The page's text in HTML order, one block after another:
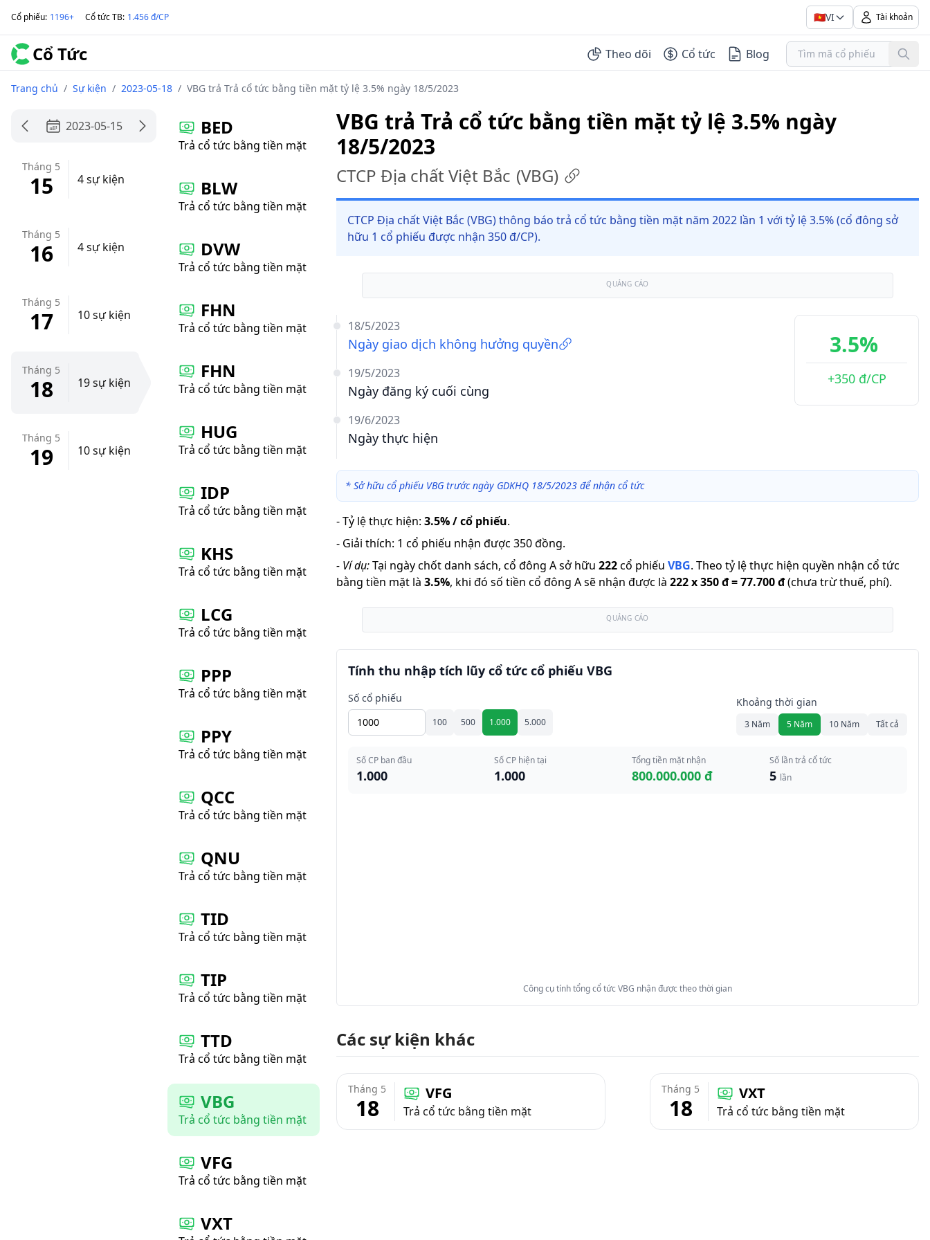
Cổ phiếu: 1196+ Cổ tức TB: 1.456 đ/CP 🇻🇳VI Tài khoản
Cổ Tức Theo dõi Cổ tức Blog
Trang chủ / Sự kiện / 2023-05-18 / VBG trả Trả cổ tức bằng tiền mặt tỷ lệ 3.5% ngày 18/5/2023
2023-05-15
Tháng 5
15 4 sự kiện
Tháng 5
16 4 sự kiện
Tháng 5
17 10 sự kiện
Tháng 5
18 19 sự kiện
Tháng 5
19 10 sự kiện
BED
Trả cổ tức bằng tiền mặt
BLW
Trả cổ tức bằng tiền mặt
DVW
Trả cổ tức bằng tiền mặt
FHN
Trả cổ tức bằng tiền mặt
FHN
Trả cổ tức bằng tiền mặt
HUG
Trả cổ tức bằng tiền mặt
IDP
Trả cổ tức bằng tiền mặt
KHS
Trả cổ tức bằng tiền mặt
LCG
Trả cổ tức bằng tiền mặt
PPP
Trả cổ tức bằng tiền mặt
PPY
Trả cổ tức bằng tiền mặt
QCC
Trả cổ tức bằng tiền mặt
QNU
Trả cổ tức bằng tiền mặt
TID
Trả cổ tức bằng tiền mặt
TIP
Trả cổ tức bằng tiền mặt
TTD
Trả cổ tức bằng tiền mặt
VBG
Trả cổ tức bằng tiền mặt
VFG
Trả cổ tức bằng tiền mặt
VXT
VBG trả Trả cổ tức bằng tiền mặt tỷ lệ 3.5% ngày
18/5/2023
CTCP Địa chất Việt Bắc (VBG)
CTCP Địa chất Việt Bắc (VBG) thông báo trả cổ tức bằng tiền mặt năm 2022 lần 1 với tỷ lệ 3.5% (cổ đông sở
hữu 1 cổ phiếu được nhận 350 đ/CP).
QUẢNG CÁO
18/5/2023
Ngày giao dịch không hưởng quyền
19/5/2023
Ngày đăng ký cuối cùng
19/6/2023
Ngày thực hiện
3.5%
+350 đ/CP
* Sở hữu cổ phiếu VBG trước ngày GDKHQ 18/5/2023 để nhận cổ tức
-Tỷ lệ thực hiện: 3.5% / cổ phiếu.
- Giải thích: 1 cổ phiếu nhận được 350 đồng.
- Ví dụ:Tại ngày chốt danh sách, cổ đông A sở hữu 222cổ phiếu VBG. Theo tỷ lệ thực hiện quyền nhận cổ tức
bằng tiền mặt là 3.5%, khi đó số tiền cổ đông A sẽ nhận được là 222x350 đ=77.700 đ(chưa trừ thuế, phí).
QUẢNG CÁO
Tính thu nhập tích lũy cổ tức cổ phiếu VBG
Số cổ phiếu
100 500 1.000 5.000
Khoảng thời gian
3 Năm 5 Năm 10 Năm Tất cả
Số CP ban đầu
1.000
Số CP hiện tại
1.000
Tổng tiền mặt nhận
800.000.000 đ
Số lần trả cổ tức
5 lần
Công cụ tính tổng cổ tức VBG nhận được theo thời gian
Các sự kiện khác
Tháng 5
18
VFG
Trả cổ tức bằng tiền mặt
Tháng 5
18
VXT
Trả cổ tức bằng tiền mặt